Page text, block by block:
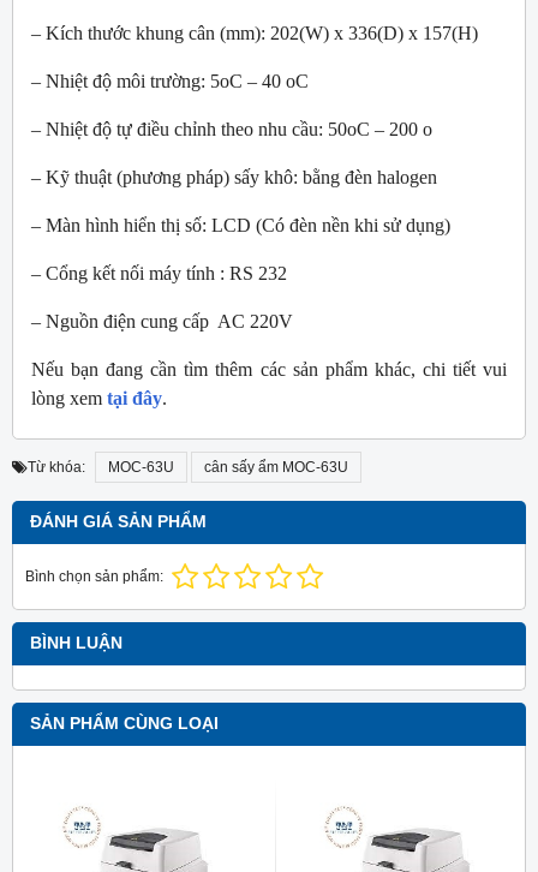
– Kích thước khung cân (mm): 202(W) x 336(D) x 157(H)
– Nhiệt độ môi trường: 5oC – 40 oC
– Nhiệt độ tự điều chỉnh theo nhu cầu: 50oC – 200 o
– Kỹ thuật (phương pháp) sấy khô: bằng đèn halogen
– Màn hình hiển thị số: LCD (Có đèn nền khi sử dụng)
– Cổng kết nối máy tính : RS 232
– Nguồn điện cung cấp AC 220V
Nếu bạn đang cần tìm thêm các sản phẩm khác, chi tiết vui
lòng xem tại đây.
Từ khóa: MOC-63U cân sấy ẩm MOC-63U
ĐÁNH GIÁ SẢN PHẨM
Bình chọn sản phẩm:
BÌNH LUẬN
SẢN PHẨM CÙNG LOẠI